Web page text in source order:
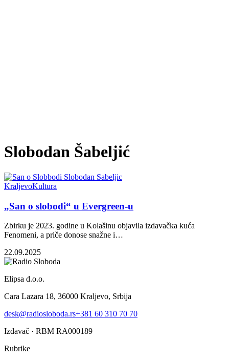
Slobodan Šabeljić
KraljevoKultura
„San o slobodi“ u Evergreen-u
Zbirku je 2023. godine u Kolašinu objavila izdavačka kuća
Fenomeni, a priče donose snažne i…
22.09.2025
Elipsa d.o.o.
Cara Lazara 18, 36000 Kraljevo, Srbija
desk@radiosloboda.rs+381 60 310 70 70
Izdavač · RBM RA000189
Rubrike